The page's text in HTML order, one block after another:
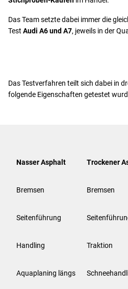
Das Team setzte dabei immer die
Test Audi A6 und A7, jeweils in der
Das Testverfahren teilt sich dabei in
folgende Eigenschaften getestet
Nasser Asphalt Trockener
Bremsen Bremsen
Seitenführung
Handling Traktion
Aquaplaning längs